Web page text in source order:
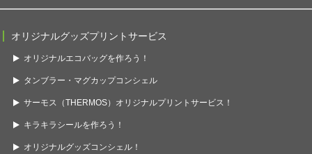
オリジナルグッズプリントサービス
オリジナルエコバッグを作ろう！
タンブラー・マグカップコンシェル
サーモス（THERMOS）オリジナルプリントサービス！
キラキラシールを作ろう！
オリジナルグッズコンシェル！